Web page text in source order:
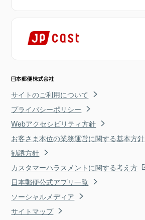
サイトのご利用について
プライバシーポリシー
Webアクセシビリティ方針
お客さま本位の業務運営に関する基本方針
勧誘方針
カスタマーハラスメントに関する考え方
日本郵便公式アプリ一覧
ソーシャルメディア
サイトマップ